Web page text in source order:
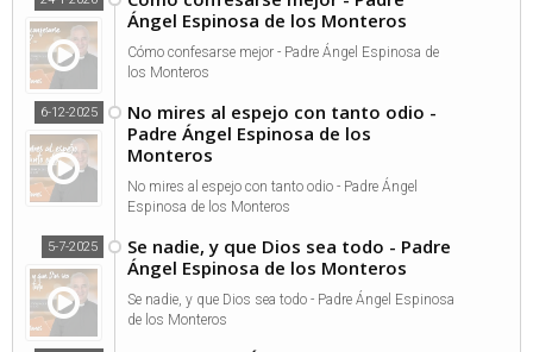
Ángel Espinosa de los Monteros
Cómo confesarse mejor - Padre Ángel Espinosa de
los Monteros
No mires al espejo con tanto odio -
Padre Ángel Espinosa de los
Monteros
6-12-2025
No mires al espejo con tanto odio - Padre Ángel
Espinosa de los Monteros
Se nadie, y que Dios sea todo - Padre
Ángel Espinosa de los Monteros
5-7-2025
Se nadie, y que Dios sea todo - Padre Ángel Espinosa
de los Monteros